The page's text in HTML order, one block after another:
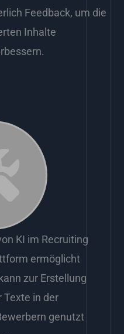
Feedback, um die
Inhalte
KI im Recruiting
ermöglicht
zur Erstellung
Texte in der
genutzt